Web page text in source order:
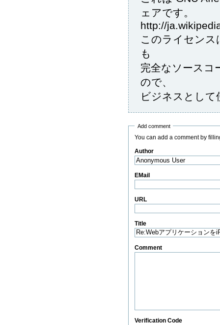
ェアです。
http://
このライセンス
も
完全なソースコ
ので、
ビジネスとして
Add comment
You can add a comment by
Author
EMail
URL
Title
Comment
Verification Code